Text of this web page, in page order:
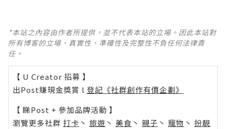
*本站之內容由作者所提供，並不代表本站的立場。因此本站對
所有博客的立場、真實性、準確性及完整性不負任何法律責
任。
【 U Creator 招募 】
出Post賺現金獎賞 l 登記《社群創作有價企劃》
【 睇Post + 參加品牌活動 】
瀏覽更多社群 打卡 丶 旅遊 丶 美食 丶 親子 丶 寵物 丶 扮靚